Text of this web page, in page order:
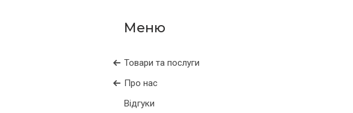
Товари та послуги
Про нас
Відгуки